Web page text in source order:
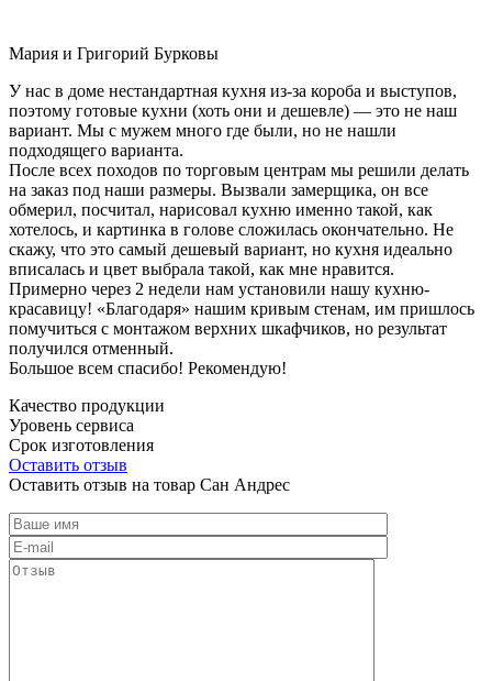
Мария и Григорий Бурковы
У нас в доме нестандартная кухня из-за короба и выступов,
поэтому готовые кухни (хоть они и дешевле) — это не наш
вариант. Мы с мужем много где были, но не нашли
подходящего варианта.
После всех походов по торговым центрам мы решили делать
на заказ под наши размеры. Вызвали замерщика, он все
обмерил, посчитал, нарисовал кухню именно такой, как
хотелось, и картинка в голове сложилась окончательно. Не
скажу, что это самый дешевый вариант, но кухня идеально
вписалась и цвет выбрала такой, как мне нравится.
Примерно через 2 недели нам установили нашу кухню-
красавицу! «Благодаря» нашим кривым стенам, им пришлось
помучиться с монтажом верхних шкафчиков, но результат
получился отменный.
Большое всем спасибо! Рекомендую!
Качество продукции
Уровень сервиса
Срок изготовления
Оставить отзыв
Оставить отзыв на товар Сан Андрес